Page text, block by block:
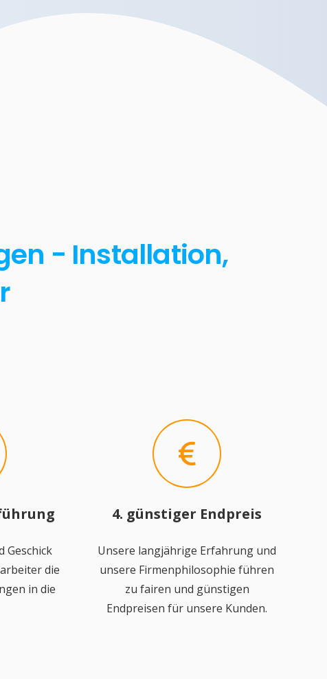
- Installation,
Geschick
die
in die
4. günstiger Endpreis
Unsere langjährige Erfahrung und
unsere Firmenphilosophie führen
zu fairen und günstigen
Endpreisen für unsere Kunden.